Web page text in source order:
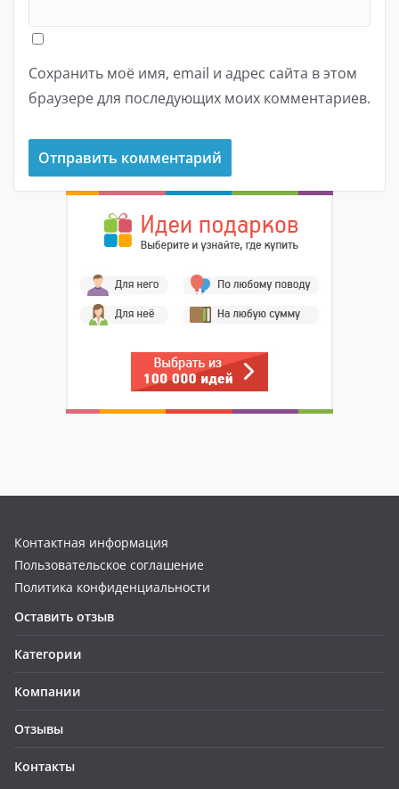
Сохранить моё имя, email и адрес сайта в этом
браузере для последующих моих комментариев.
Контактная информация
Пользовательское соглашение
Политика конфиденциальности
Оставить отзыв
Категории
Компании
Отзывы
Контакты